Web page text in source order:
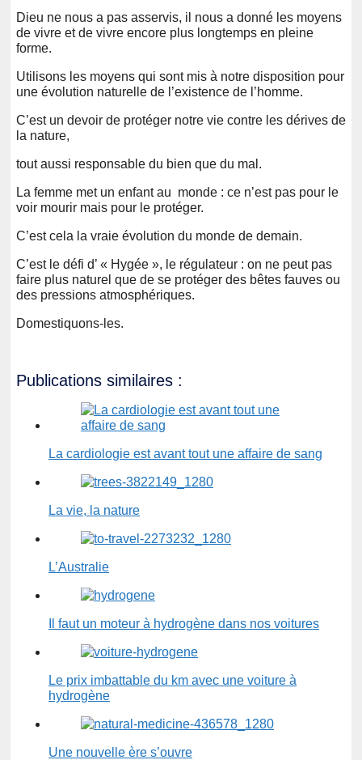
Dieu ne nous a pas asservis, il nous a donné les moyens
de vivre et de vivre encore plus longtemps en pleine
forme.
Utilisons les moyens qui sont mis à notre disposition pour
une évolution naturelle de l’existence de l’homme.
C’est un devoir de protéger notre vie contre les dérives de
la nature,
tout aussi responsable du bien que du mal.
La femme met un enfant au monde : ce n’est pas pour le
voir mourir mais pour le protéger.
C’est cela la vraie évolution du monde de demain.
C’est le défi d’ « Hygée », le régulateur : on ne peut pas
faire plus naturel que de se protéger des bêtes fauves ou
des pressions atmosphériques.
Domestiquons-les.
Publications similaires :
La cardiologie est avant tout une affaire de sang
La vie, la nature
L’Australie
Il faut un moteur à hydrogène dans nos voitures
Le prix imbattable du km avec une voiture à
hydrogène
Une nouvelle ère s’ouvre